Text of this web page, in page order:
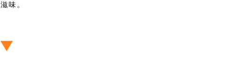
滋味。